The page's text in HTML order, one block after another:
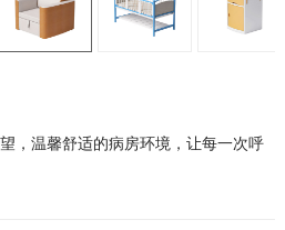
，温馨舒适的病房环境，让每一次呼